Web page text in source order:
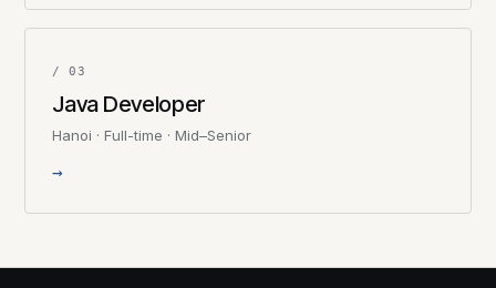
/ 03
Java Developer
Hanoi · Full-time · Mid–Senior
→